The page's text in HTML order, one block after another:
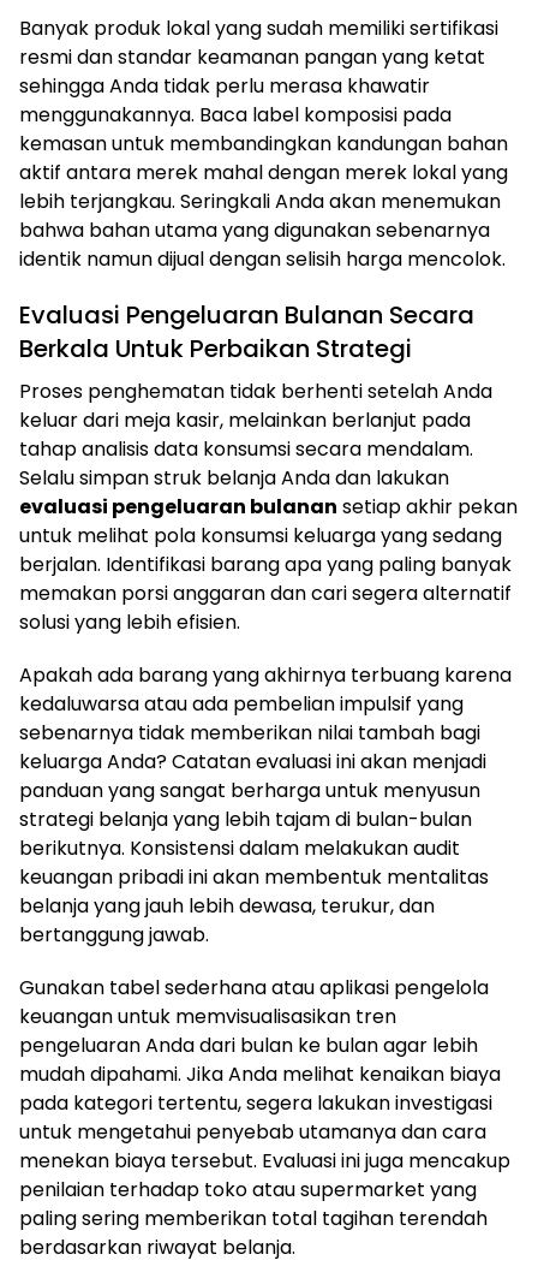
Banyak produk lokal yang sudah memiliki sertifikasi
resmi dan standar keamanan pangan yang ketat
sehingga Anda tidak perlu merasa khawatir
menggunakannya. Baca label komposisi pada
kemasan untuk membandingkan kandungan bahan
aktif antara merek mahal dengan merek lokal yang
lebih terjangkau. Seringkali Anda akan menemukan
bahwa bahan utama yang digunakan sebenarnya
identik namun dijual dengan selisih harga mencolok.
Evaluasi Pengeluaran Bulanan Secara
Berkala Untuk Perbaikan Strategi
Proses penghematan tidak berhenti setelah Anda
keluar dari meja kasir, melainkan berlanjut pada
tahap analisis data konsumsi secara mendalam.
Selalu simpan struk belanja Anda dan lakukan
evaluasi pengeluaran bulanan setiap akhir pekan
untuk melihat pola konsumsi keluarga yang sedang
berjalan. Identifikasi barang apa yang paling banyak
memakan porsi anggaran dan cari segera alternatif
solusi yang lebih efisien.
Apakah ada barang yang akhirnya terbuang karena
kedaluwarsa atau ada pembelian impulsif yang
sebenarnya tidak memberikan nilai tambah bagi
keluarga Anda? Catatan evaluasi ini akan menjadi
panduan yang sangat berharga untuk menyusun
strategi belanja yang lebih tajam di bulan-bulan
berikutnya. Konsistensi dalam melakukan audit
keuangan pribadi ini akan membentuk mentalitas
belanja yang jauh lebih dewasa, terukur, dan
bertanggung jawab.
Gunakan tabel sederhana atau aplikasi pengelola
keuangan untuk memvisualisasikan tren
pengeluaran Anda dari bulan ke bulan agar lebih
mudah dipahami. Jika Anda melihat kenaikan biaya
pada kategori tertentu, segera lakukan investigasi
untuk mengetahui penyebab utamanya dan cara
menekan biaya tersebut. Evaluasi ini juga mencakup
penilaian terhadap toko atau supermarket yang
paling sering memberikan total tagihan terendah
berdasarkan riwayat belanja.